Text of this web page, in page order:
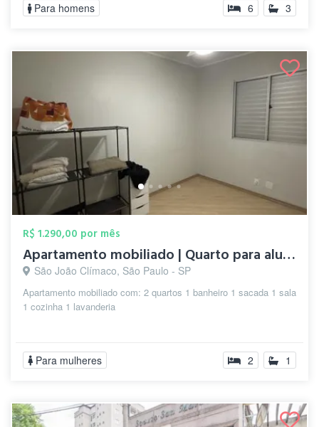
Para homens 6 3
R$ 1.290,00 por mês
Apartamento mobiliado | Quarto para alug...
São João Clímaco, São Paulo - SP
Apartamento mobiliado com: 2 quartos 1 banheiro 1 sacada 1 sala
1 cozinha 1 lavanderia
Para mulheres 2 1